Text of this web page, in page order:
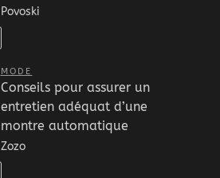
Povoski
MODE
Conseils pour assurer un
entretien adéquat d’une
montre automatique
Zozo